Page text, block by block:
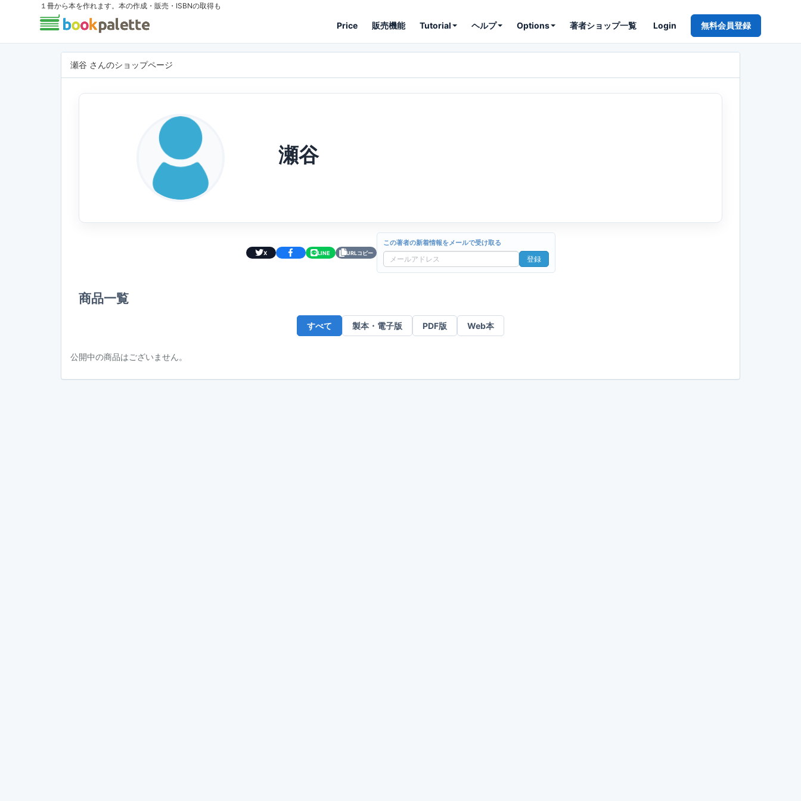
１冊から本を作れます。本の作成・販売・ISBNの取得も
Price 販売機能 Tutorial ヘルプ Options 著者ショップ一覧 Login 無料会員登録
瀬谷 さんのショップページ
瀬谷
X LINE URLコピー
この著者の新着情報をメールで受け取る
メ
ド
レ
登録
商品一覧
すべて 製本・電子版 PDF版 Web本
公開中の商品はございません。